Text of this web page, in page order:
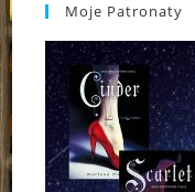
Moje Patronaty